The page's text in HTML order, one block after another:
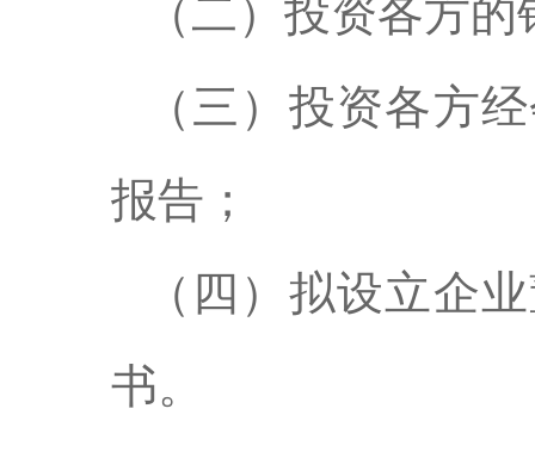
（二）投资各方
（三）投资各方
报告；
（四）拟设立企
书。